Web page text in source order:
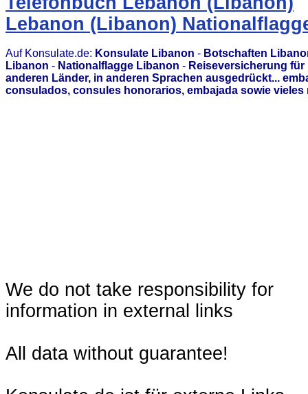
Lebanon (Libanon)
Auf Konsulate.de: Konsulate Libanon - Botschaften
Libanon - Nationalflagge Libanon - Reiseversicherung
anderen Länder, in anderen Sprachen ausgedrückt...
consulados, consules honorarios, embajada sowie vieles
We do not take responsibility for
information in external links
All data without guarantee!